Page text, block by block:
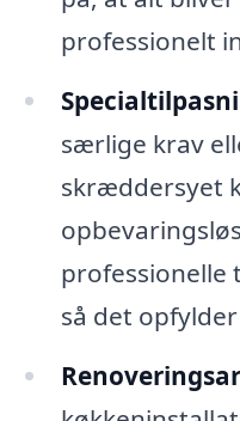
professionelt
særlige krav
skræddersyet
professionelle
så det